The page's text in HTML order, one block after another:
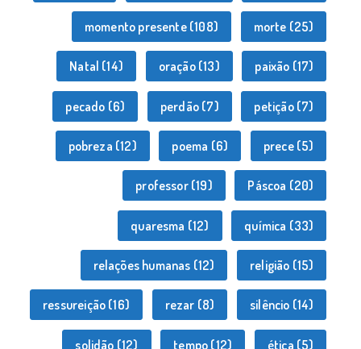
momento presente(108) morte (25)
Natal (14) oração(13) paixão (17)
pecado (6) perdão(7) petição(7)
pobreza (12) poema (6) prece(5)
professor(19) Páscoa (20)
quaresma (12) química (33)
relações humanas (12) religião (15)
ressureição (16) rezar (8) silêncio (14)
solidão (12) tempo (12) ética (5)